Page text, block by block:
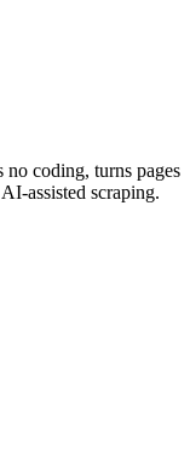
no coding, turns pages
assisted scraping.